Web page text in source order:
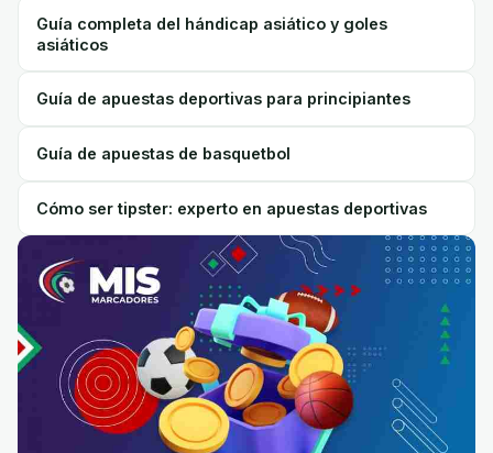
Guía completa del hándicap asiático y goles
asiáticos
Guía de apuestas deportivas para principiantes
Guía de apuestas de basquetbol
Cómo ser tipster: experto en apuestas deportivas